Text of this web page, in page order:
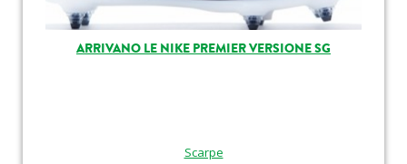
ARRIVANO LE NIKE PREMIER VERSIONE SG
Scarpe